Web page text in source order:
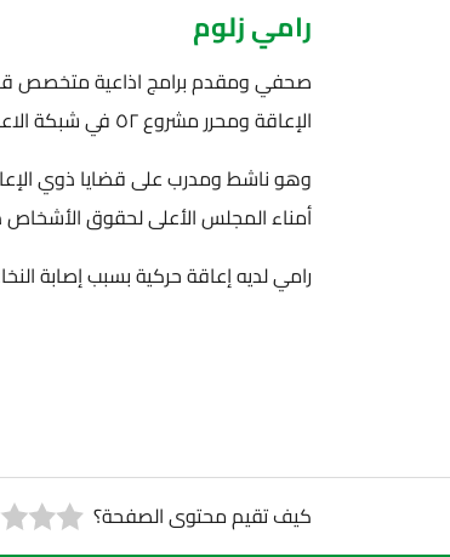
رامي زلوم
صحفي ومقدم برامج اذاعية متخصص
الإعاقة ومحرر مشروع ٥٢ في شبكة الاعلام المجتمعي.
وهو ناشط ومدرب على قضايا ذوي
أمناء المجلس الأعلى لحقوق
رامي لديه إعاقة حركية بسبب إصابة
كيف تقيم محتوى الصفحة؟